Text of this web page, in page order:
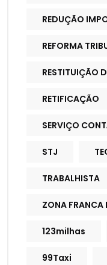
REDUÇÃO
REFORMA
RESTITUIÇÃO
RETIFICAÇÃO
SERVIÇO
STJ
TRABALHISTA
ZONA FRANCA
123milhas
99Taxi